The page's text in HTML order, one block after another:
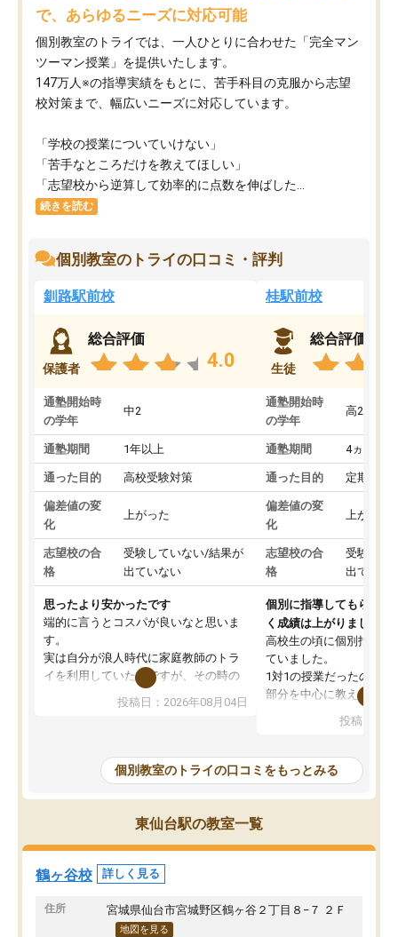
で、あらゆるニーズに対応可能
個別教室のトライでは、一人ひとりに合わせた「完全マン
ツーマン授業」を提供いたします。​
147万人※の指導実績をもとに、苦手科目の克服から志望
校対策まで、幅広いニーズに対応しています。​
「学校の授業についていけない」​
「苦手なところだけを教えてほしい」​
「志望校から逆算して効率的に点数を伸ばした...
続きを読む
個別教室のトライの口コミ・評判
釧路駅前校
保護者
総合評価
4.0
通塾開始時
の学年
中2
通塾期間 1年以上
通った目的 高校受験対策
偏差値の変
化
上がった
志望校の合
格
受験していない/結果が
出ていない
思ったより安かったです
端的に言うとコスパが良いなと思いま
す。
実は自分が浪人時代に家庭教師のトラ
イを利用していたのですが、その時の
月謝がとても高くトライに良いイメー
ジがありませんでした。
し始めた形です。
しかし、以前とは違い料金がリーズナ
ブルでびっくりしました。
通って1年以上ですが、勉強への取り組
み方が真っすぐに変化（率先して自宅
で復習や予習をする）し成績も向上し
ています。
駅前なので送り迎えが少々負担になっ
ていますが、それを加味しても通って
損はないなと感じています。
投稿日：2026年08月04日
桂駅前校
生徒
総合評価
通塾開始時
の学年
高2
通塾期間 4ヵ月～1
通った目的 定期テス
偏差値の変
化
上がった
志望校の合
格
受験して
出ていな
個別に指導してもらえる
く成績は上がりました。
高校生の頃に個別指導の
ていました。
1対1の授業だったので、
部分を中心に教えてもら
わからないところもそ
もらえたので、勉強への
しずつなくなりました。
その結果成績も上がり、
たのを覚えています。
塾だと思います。
投稿日：
個別教室のトライの口コミをもっとみる
東仙台駅の教室一覧
鶴ヶ谷校 詳しく見る
住所 宮城県仙台市宮城野区鶴ヶ谷２丁目８−７ ２Ｆ
地図を見る